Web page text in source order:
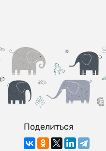
Поделиться